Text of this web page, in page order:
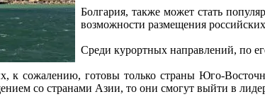
Болгария, также может стать
возможности размещения
Среди курортных направлений, по
к сожалению, готовы только страны Юго-
со странами Азии, то они смогут выйти в